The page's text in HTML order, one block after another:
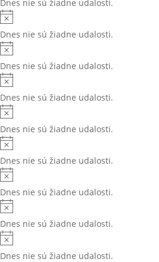
Dnes nie sú žiadne udalosti.
Dnes nie sú žiadne udalosti.
Dnes nie sú žiadne udalosti.
Dnes nie sú žiadne udalosti.
Dnes nie sú žiadne udalosti.
Dnes nie sú žiadne udalosti.
Dnes nie sú žiadne udalosti.
Dnes nie sú žiadne udalosti.
Dnes nie sú žiadne udalosti.